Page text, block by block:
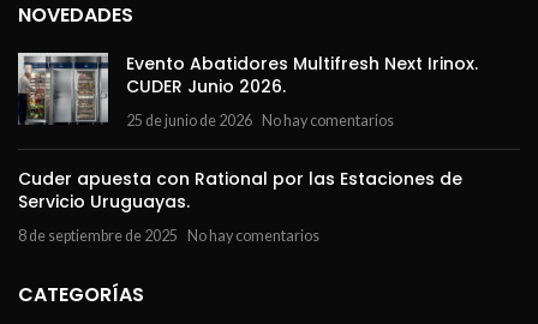
NOVEDADES
Evento Abatidores Multifresh Next Irinox.
CUDER Junio 2026.
25 de junio de 2026 No hay comentarios
Cuder apuesta con Rational por las Estaciones de
Servicio Uruguayas.
8 de septiembre de 2025 No hay comentarios
CATEGORÍAS